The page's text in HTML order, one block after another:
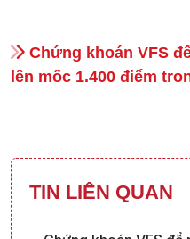
Chứng khoán VFS
lên mốc 1.400 điểm
TIN LIÊN QUAN